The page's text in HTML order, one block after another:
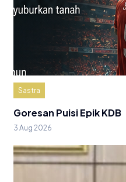
Sastra
Goresan Puisi Epik KDB
3 Aug 2026